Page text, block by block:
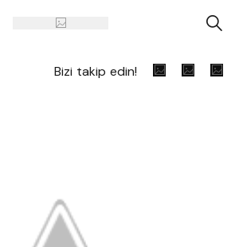
A
Bizi takip edin!